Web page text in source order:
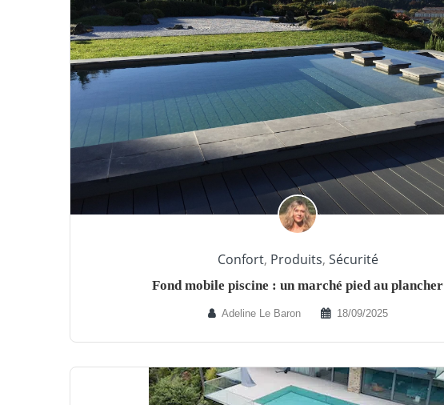
Confort, Produits, Sécurité
Fond mobile piscine : un marché pied au plancher
Adeline Le Baron 18/09/2025